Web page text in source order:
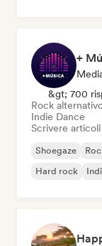
+
&gt; 700
Rock
Indie Dance
Scrivere articoli
Shoegaze
Hard rock